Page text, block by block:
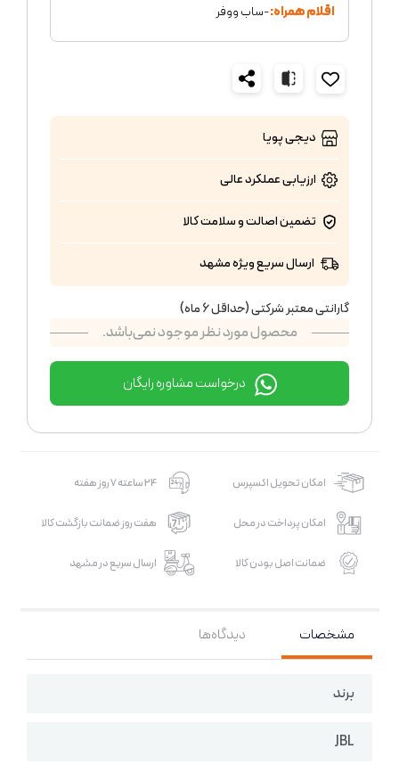
اقلام همراه:-ساب ووفر
دیجی پویا
ارزیابی عملکردعالی
تضمین اصالت و سلامت کالا
ارسال سریع ویژه مشهد
گارانتی معتبر شرکتی (حداقل 6 ماه)
محصول مورد نظر موجود نمی‌باشد.
درخواست مشاوره رایگان
امکان تحویل اکسپرس 24 ساعته 7 روز هفته
امکان پرداخت در محل هفت روز ضمانت بازگشت کالا
ضمانت اصل بودن کالا ارسال سریع در مشهد
مشخصات دیدگاه‌ها
برند
JBL